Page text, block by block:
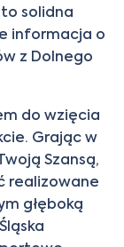
solidna
informacja o
z Dolnego
do wzięcia
Grając w
Szansą,
realizowane
głęboką